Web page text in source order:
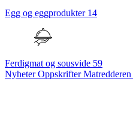
Egg og eggprodukter 14
Ferdigmat og sousvide 59
NyheterOppskrifterMatredderen